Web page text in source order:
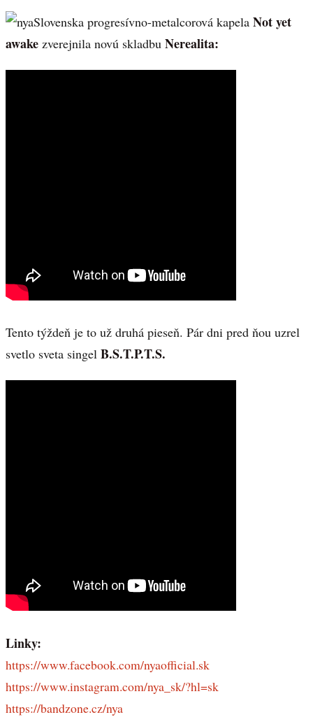
Slovenska progresívno-metalcorová kapela Not yet
awake zverejnila novú skladbu Nerealita:
Tento týždeň je to už druhá pieseň. Pár dni pred ňou uzrel
svetlo sveta singel B.S.T.P.T.S.
Linky:
https://www.facebook.com/nyaofficial.sk
https://www.instagram.com/nya_sk/?hl=sk
https://bandzone.cz/nya